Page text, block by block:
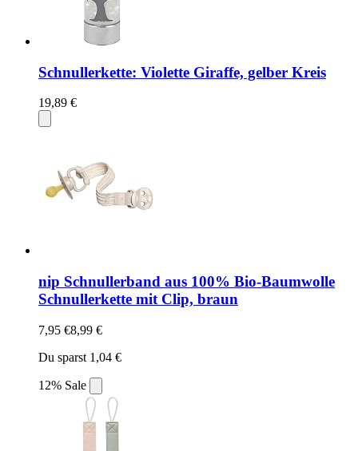
Schnullerkette: Violette Giraffe, gelber Kreis
19,89 €
nip Schnullerband aus 100% Bio-Baumwolle
Schnullerkette mit Clip, braun
7,95 €8,99 €
Du sparst 1,04 €
12% Sale